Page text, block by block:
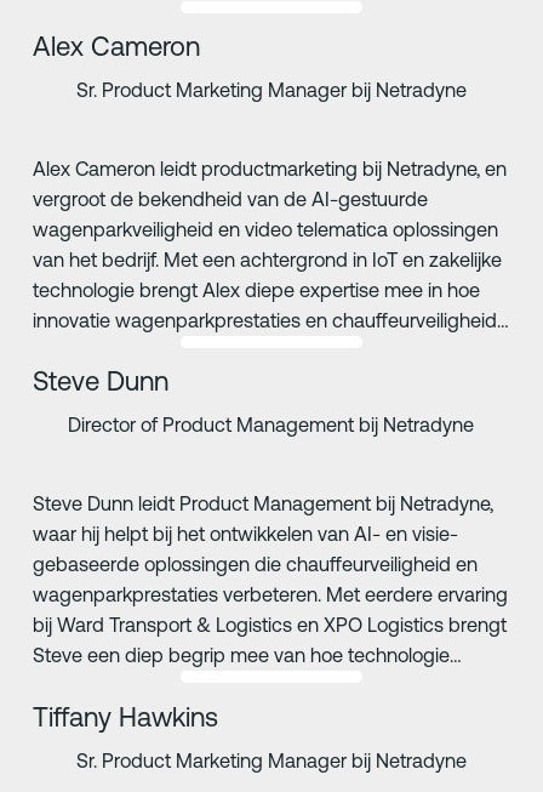
Alex Cameron
Sr. Product Marketing Manager bij Netradyne
Alex Cameron leidt productmarketing bij Netradyne, en
vergroot de bekendheid van de AI-gestuurde
wagenparkveiligheid en video telematica oplossingen
van het bedrijf. Met een achtergrond in IoT en zakelijke
technologie brengt Alex diepe expertise mee in hoe
innovatie wagenparkprestaties en chauffeurveiligheid
Steve Dunn
Director of Product Management bij Netradyne
Steve Dunn leidt Product Management bij Netradyne,
waar hij helpt bij het ontwikkelen van AI- en visie-
gebaseerde oplossingen die chauffeurveiligheid en
wagenparkprestaties verbeteren. Met eerdere ervaring
bij Ward Transport & Logistics en XPO Logistics brengt
Steve een diep begrip mee van hoe technologie
Tiffany Hawkins
Sr. Product Marketing Manager bij Netradyne